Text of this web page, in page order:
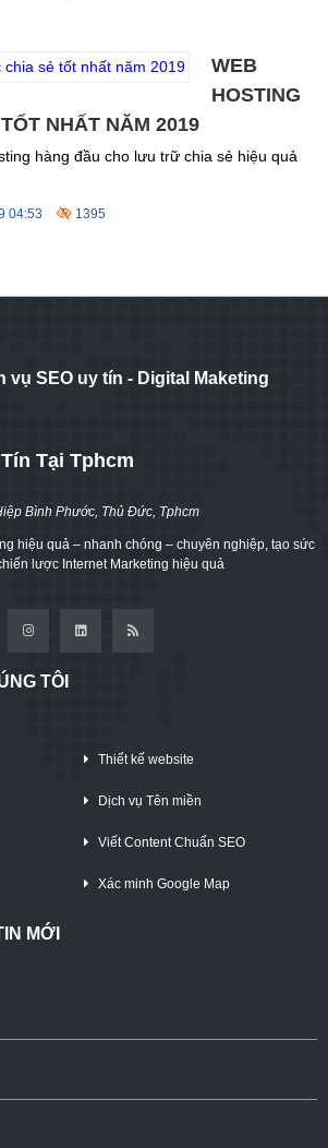
WEB
HOSTING
NHẤT NĂM 2019
hàng đầu cho lưu trữ chia sẻ hiệu quả
04:53 1395
vụ SEO uy tín - Digital Maketing
Tại Tphcm
Bình Phước, Thủ Đức, Tphcm
hiệu quả – nhanh chóng – chuyên nghiệp, tạo sức
lược Internet Marketing hiệu quả
TÔI
Thiết kế website
Dịch vụ Tên miền
Viết Content Chuẩn SEO
Xác minh Google Map
MỚI